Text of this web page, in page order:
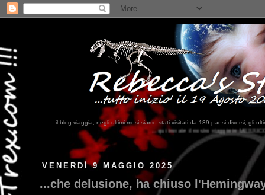
...il blog viaggia, negli ultimi mesi siamo stati visitati da 139 paesi diversi, gli
...qui trovate il nostro viaggio in MESSICO 2023...clikka qui !!!
VENERDÌ 9 MAGGIO 2025
...che delusione, ha chiuso